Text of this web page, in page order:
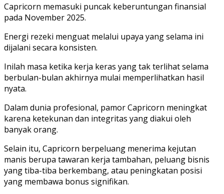
Capricorn memasuki puncak keberuntungan finansial
pada November 2025.
Energi rezeki menguat melalui upaya yang selama ini
dijalani secara konsisten.
Inilah masa ketika kerja keras yang tak terlihat selama
berbulan-bulan akhirnya mulai memperlihatkan hasil
nyata.
Dalam dunia profesional, pamor Capricorn meningkat
karena ketekunan dan integritas yang diakui oleh
banyak orang.
Selain itu, Capricorn berpeluang menerima kejutan
manis berupa tawaran kerja tambahan, peluang bisnis
yang tiba-tiba berkembang, atau peningkatan posisi
yang membawa bonus signifikan.